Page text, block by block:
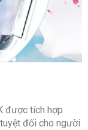
được tích hợp
đối cho người